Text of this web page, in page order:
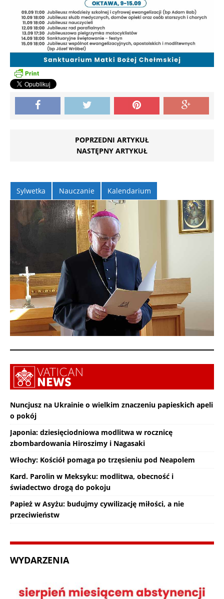
POPRZEDNI ARTYKUŁ
NASTĘPNY ARTYKUŁ
Sylwetka Nauczanie Kalendarium
Nuncjusz na Ukrainie o wielkim znaczeniu papieskich apeli
o pokój
Japonia: dziesięciodniowa modlitwa w rocznicę
zbombardowania Hiroszimy i Nagasaki
Włochy: Kościół pomaga po trzęsieniu pod Neapolem
Kard. Parolin w Meksyku: modlitwa, obecność i
świadectwo drogą do pokoju
Papież w Asyżu: budujmy cywilizację miłości, a nie
przeciwieństw
WYDARZENIA